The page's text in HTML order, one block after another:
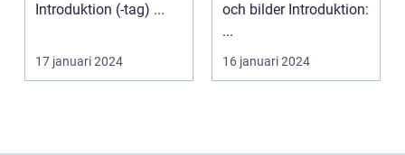
Introduktion (-tag) ...
17 januari 2024
och bilder Introduktion:
...
16 januari 2024